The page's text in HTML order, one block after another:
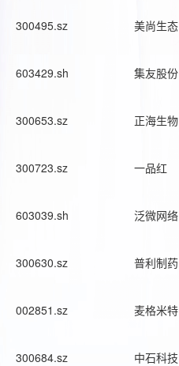
300495.sz 美尚生态
603429.sh 集友股份
300653.sz 正海生物
300723.sz 一品红
603039.sh 泛微网络
300630.sz 普利制药
002851.sz 麦格米特
300684.sz 中石科技